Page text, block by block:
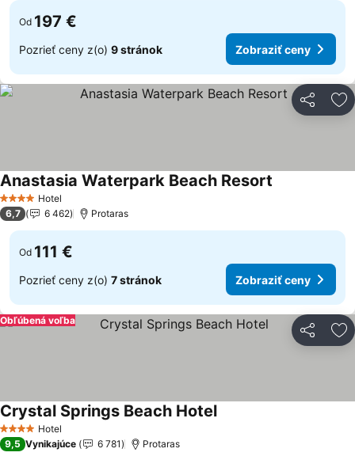
Od 197 €
Pozrieť ceny z(o) 9 stránok Zobraziť ceny
Zdieľať
4 Počet hviezdičiek
Hotel
Anastasia Waterpark Beach Resort
6,7 6 462 Protaras
Od 111 €
Pozrieť ceny z(o) 7 stránok Zobraziť ceny
Zdieľať
Obľúbená voľba
4 Počet hviezdičiek
Hotel
Crystal Springs Beach Hotel
9,5 Vynikajúce 6 781 Protaras